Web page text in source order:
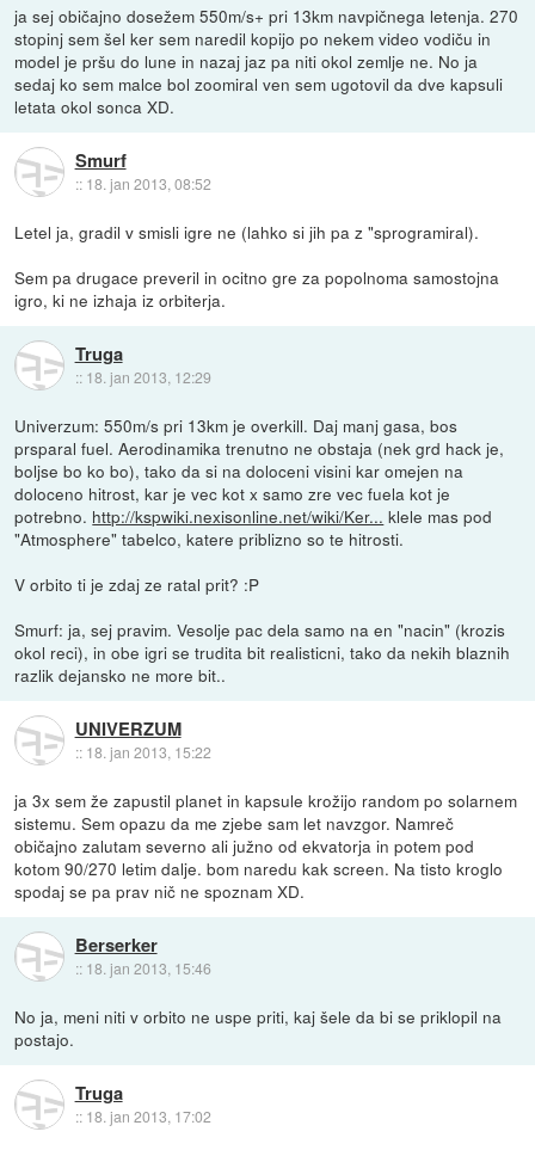
ja sej običajno dosežem 550m/s+ pri 13km navpičnega letenja. 270
stopinj sem šel ker sem naredil kopijo po nekem video vodiču in
model je pršu do lune in nazaj jaz pa niti okol zemlje ne. No ja
sedaj ko sem malce bol zoomiral ven sem ugotovil da dve kapsuli
letata okol sonca XD.
Smurf
:: 18. jan 2013, 08:52
Letel ja, gradil v smisli igre ne (lahko si jih pa z "sprogramiral).
Sem pa drugace preveril in ocitno gre za popolnoma samostojna
igro, ki ne izhaja iz orbiterja.
Truga
:: 18. jan 2013, 12:29
Univerzum: 550m/s pri 13km je overkill. Daj manj gasa, bos
prsparal fuel. Aerodinamika trenutno ne obstaja (nek grd hack je,
boljse bo ko bo), tako da si na doloceni visini kar omejen na
doloceno hitrost, kar je vec kot x samo zre vec fuela kot je
potrebno. http://kspwiki.nexisonline.net/wiki/Ker... klele mas pod
"Atmosphere" tabelco, katere priblizno so te hitrosti.
V orbito ti je zdaj ze ratal prit? :P
Smurf: ja, sej pravim. Vesolje pac dela samo na en "nacin" (krozis
okol reci), in obe igri se trudita bit realisticni, tako da nekih blaznih
razlik dejansko ne more bit..
UNIVERZUM
:: 18. jan 2013, 15:22
ja 3x sem že zapustil planet in kapsule krožijo random po solarnem
sistemu. Sem opazu da me zjebe sam let navzgor. Namreč
običajno zalutam severno ali južno od ekvatorja in potem pod
kotom 90/270 letim dalje. bom naredu kak screen. Na tisto kroglo
spodaj se pa prav nič ne spoznam XD.
Berserker
:: 18. jan 2013, 15:46
No ja, meni niti v orbito ne uspe priti, kaj šele da bi se priklopil na
postajo.
Truga
:: 18. jan 2013, 17:02